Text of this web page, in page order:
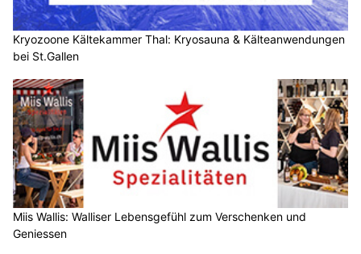
Kryozoone Kältekammer Thal: Kryosauna & Kälteanwendungen
bei St.Gallen
Miis Wallis: Walliser Lebensgefühl zum Verschenken und
Geniessen